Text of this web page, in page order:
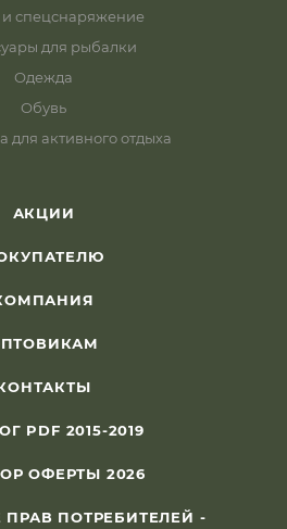
спецснаряжение
для рыбалки
Одежда
Обувь
для активного отдыха
АКЦИИ
PDF 2015-2019
ОФЕРТЫ 2026
ПОТРЕБИТЕЛЕЙ -